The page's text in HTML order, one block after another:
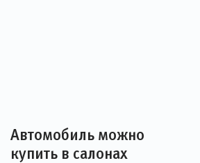
Автомобиль можно
купить в салонах